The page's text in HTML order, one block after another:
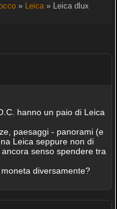
» Leica» Leica dlux
hanno un paio di Leica
paesaggi - panorami (e
Leica seppure non di
senso spendere tra
diversamente?